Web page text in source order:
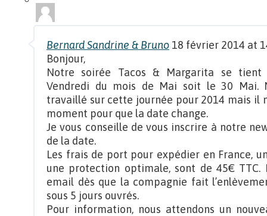
Bernard Sandrine & Bruno 18 février 2014 at
Bonjour,
Notre soirée Tacos & Margarita se
Vendredi du mois de Mai soit le 30 Mai.
travaillé sur cette journée pour 2014 mais il
moment pour que la date change.
Je vous conseille de vous inscrire à notre
de la date.
Les frais de port pour expédier en France,
une protection optimale, sont de 45€ TTC.
email dès que la compagnie fait
sous 5 jours ouvrés.
Pour information, nous attendons un